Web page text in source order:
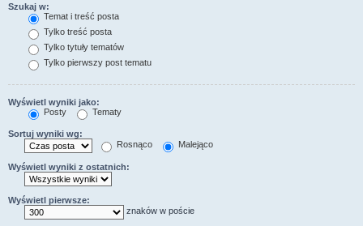
Szukaj w:
Temat i treść posta
Tylko treść posta
Tylko tytuły tematów
Tylko pierwszy post tematu
Wyświetl wyniki jako:
Posty
Tematy
Sortuj wyniki wg:
Rosnąco
Malejąco
Wyświetl wyniki z ostatnich:
Wyświetl pierwsze:
znaków w poście